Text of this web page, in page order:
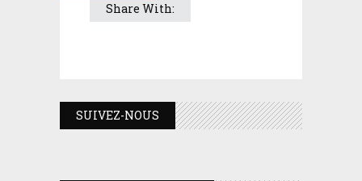
Share With:
SUIVEZ-NOUS